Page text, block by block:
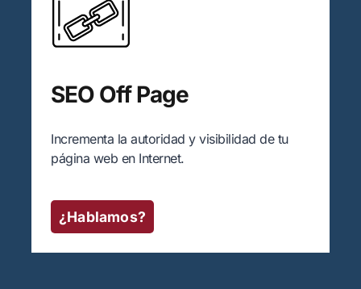
SEO Off Page
Incrementa la autoridad y visibilidad de tu
página web en Internet.
¿Hablamos?